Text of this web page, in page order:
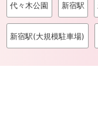
代々木公園 新宿駅
新宿駅(大規模駐車場)